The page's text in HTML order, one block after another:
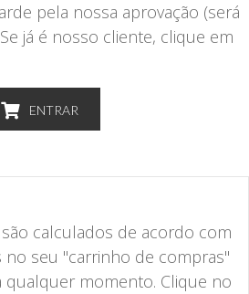
pela nossa aprovação (será
já é nosso cliente, clique em
ENTRAR
calculados de acordo com
seu "carrinho de compras"
qualquer momento. Clique no